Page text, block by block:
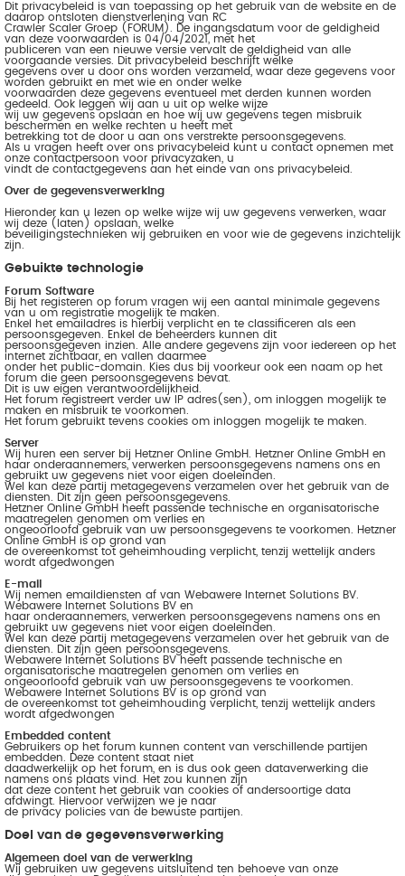
Dit privacybeleid is van toepassing op het gebruik van de website en de
daarop ontsloten dienstverlening van RC
Crawler Scaler Groep (FORUM). De ingangsdatum voor de geldigheid
van deze voorwaarden is 04/04/2021, met het
publiceren van een nieuwe versie vervalt de geldigheid van alle
voorgaande versies. Dit privacybeleid beschrijft welke
gegevens over u door ons worden verzameld, waar deze gegevens voor
worden gebruikt en met wie en onder welke
voorwaarden deze gegevens eventueel met derden kunnen worden
gedeeld. Ook leggen wij aan u uit op welke wijze
wij uw gegevens opslaan en hoe wij uw gegevens tegen misbruik
beschermen en welke rechten u heeft met
betrekking tot de door u aan ons verstrekte persoonsgegevens.
Als u vragen heeft over ons privacybeleid kunt u contact opnemen met
onze contactpersoon voor privacyzaken, u
vindt de contactgegevens aan het einde van ons privacybeleid.
Over de gegevensverwerking
Hieronder kan u lezen op welke wijze wij uw gegevens verwerken, waar
wij deze (laten) opslaan, welke
beveiligingstechnieken wij gebruiken en voor wie de gegevens inzichtelijk
zijn.
Gebuikte technologie
Forum Software
Bij het registeren op forum vragen wij een aantal minimale gegevens
van u om registratie mogelijk te maken.
Enkel het emailadres is hierbij verplicht en te classificeren als een
persoonsgegeven. Enkel de beheerders kunnen dit
persoonsgegeven inzien. Alle andere gegevens zijn voor iedereen op het
internet zichtbaar, en vallen daarmee
onder het public-domain. Kies dus bij voorkeur ook een naam op het
forum die geen persoonsgegevens bevat.
Dit is uw eigen verantwoordelijkheid.
Het forum registreert verder uw IP adres(sen), om inloggen mogelijk te
maken en misbruik te voorkomen.
Het forum gebruikt tevens cookies om inloggen mogelijk te maken.
Server
Wij huren een server bij Hetzner Online GmbH. Hetzner Online GmbH en
haar onderaannemers, verwerken persoonsgegevens namens ons en
gebruikt uw gegevens niet voor eigen doeleinden.
Wel kan deze partij metagegevens verzamelen over het gebruik van de
diensten. Dit zijn geen persoonsgegevens.
Hetzner Online GmbH heeft passende technische en organisatorische
maatregelen genomen om verlies en
ongeoorloofd gebruik van uw persoonsgegevens te voorkomen. Hetzner
Online GmbH is op grond van
de overeenkomst tot geheimhouding verplicht, tenzij wettelijk anders
wordt afgedwongen
E-mail
Wij nemen emaildiensten af van Webawere Internet Solutions BV.
Webawere Internet Solutions BV en
haar onderaannemers, verwerken persoonsgegevens namens ons en
gebruikt uw gegevens niet voor eigen doeleinden.
Wel kan deze partij metagegevens verzamelen over het gebruik van de
diensten. Dit zijn geen persoonsgegevens.
Webawere Internet Solutions BV heeft passende technische en
organisatorische maatregelen genomen om verlies en
ongeoorloofd gebruik van uw persoonsgegevens te voorkomen.
Webawere Internet Solutions BV is op grond van
de overeenkomst tot geheimhouding verplicht, tenzij wettelijk anders
wordt afgedwongen
Embedded content
Gebruikers op het forum kunnen content van verschillende partijen
embedden. Deze content staat niet
daadwerkelijk op het forum, en is dus ook geen dataverwerking die
namens ons plaats vind. Het zou kunnen zijn
dat deze content het gebruik van cookies of andersoortige data
afdwingt. Hiervoor verwijzen we je naar
de privacy policies van de bewuste partijen.
Doel van de gegevensverwerking
Algemeen doel van de verwerking
Wij gebruiken uw gegevens uitsluitend ten behoeve van onze